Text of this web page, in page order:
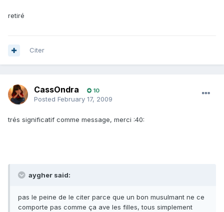
retiré
Citer
CassOndra 10
Posted February 17, 2009
trés significatif comme message, merci :40:
aygher said:
pas le peine de le citer parce que un bon musulmant ne ce
comporte pas comme ça ave les filles, tous simplement